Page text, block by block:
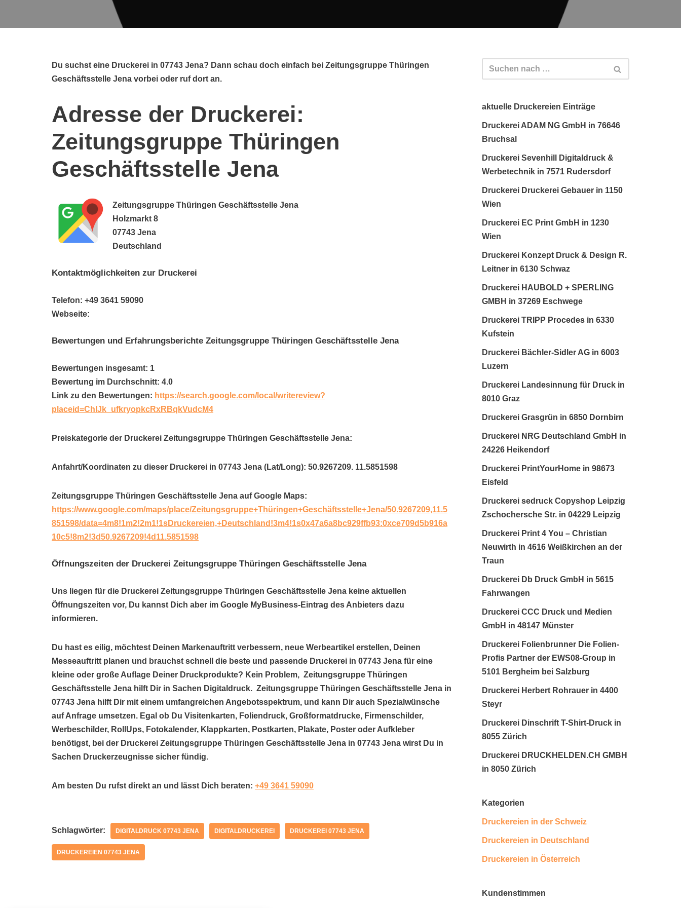
Du suchst eine Druckerei in 07743 Jena? Dann schau doch einfach bei Zeitungsgruppe Thüringen
Geschäftsstelle Jena vorbei oder ruf dort an.
Adresse der Druckerei:
Zeitungsgruppe Thüringen
Geschäftsstelle Jena
Zeitungsgruppe Thüringen Geschäftsstelle Jena
Holzmarkt 8
07743 Jena
Deutschland
Kontaktmöglichkeiten zur Druckerei
Telefon: +49 3641 59090
Webseite:
Bewertungen und Erfahrungsberichte Zeitungsgruppe Thüringen Geschäftsstelle Jena
Bewertungen insgesamt: 1
Bewertung im Durchschnitt: 4.0
Link zu den Bewertungen: https://search.google.com/local/writereview?
placeid=ChIJk_ufkryopkcRxRBqkVudcM4
Preiskategorie der Druckerei Zeitungsgruppe Thüringen Geschäftsstelle Jena:
Anfahrt/Koordinaten zu dieser Druckerei in 07743 Jena (Lat/Long): 50.9267209. 11.5851598
Zeitungsgruppe Thüringen Geschäftsstelle Jena auf Google Maps:
https://www.google.com/maps/place/Zeitungsgruppe+Thüringen+Geschäftsstelle+Jena/50.9267209,11.5
851598/data=4m8!1m2!2m1!1sDruckereien,+Deutschland!3m4!1s0x47a6a8bc929ffb93:0xce709d5b916a
10c5!8m2!3d50.9267209!4d11.5851598
Öffnungszeiten der Druckerei Zeitungsgruppe Thüringen Geschäftsstelle Jena
Uns liegen für die Druckerei Zeitungsgruppe Thüringen Geschäftsstelle Jena keine aktuellen
Öffnungszeiten vor, Du kannst Dich aber im Google MyBusiness-Eintrag des Anbieters dazu
informieren.
Du hast es eilig, möchtest Deinen Markenauftritt verbessern, neue Werbeartikel erstellen, Deinen
Messeauftritt planen und brauchst schnell die beste und passende Druckerei in 07743 Jena für eine
kleine oder große Auflage Deiner Druckprodukte? Kein Problem, Zeitungsgruppe Thüringen
Geschäftsstelle Jena hilft Dir in Sachen Digitaldruck. Zeitungsgruppe Thüringen Geschäftsstelle Jena in
07743 Jena hilft Dir mit einem umfangreichen Angebotsspektrum, und kann Dir auch Spezialwünsche
auf Anfrage umsetzen. Egal ob Du Visitenkarten, Foliendruck, Großformatdrucke, Firmenschilder,
Werbeschilder, RollUps, Fotokalender, Klappkarten, Postkarten, Plakate, Poster oder Aufkleber
benötigst, bei der Druckerei Zeitungsgruppe Thüringen Geschäftsstelle Jena in 07743 Jena wirst Du in
Sachen Druckerzeugnisse sicher fündig.
Am besten Du rufst direkt an und lässt Dich beraten: +49 3641 59090
Schlagwörter: DIGITALDRUCK 07743 JENA DIGITALDRUCKEREI DRUCKEREI 07743 JENA
DRUCKEREIEN 07743 JENA
aktuelle Druckereien Einträge
Druckerei ADAM NG GmbH in 76646
Bruchsal
Druckerei Sevenhill Digitaldruck &
Werbetechnik in 7571 Rudersdorf
Druckerei Druckerei Gebauer in 1150
Wien
Druckerei EC Print GmbH in 1230
Wien
Druckerei Konzept Druck & Design R.
Leitner in 6130 Schwaz
Druckerei HAUBOLD + SPERLING
GMBH in 37269 Eschwege
Druckerei TRIPP Procedes in 6330
Kufstein
Druckerei Bächler-Sidler AG in 6003
Luzern
Druckerei Landesinnung für Druck in
8010 Graz
Druckerei Grasgrün in 6850 Dornbirn
Druckerei NRG Deutschland GmbH in
24226 Heikendorf
Druckerei PrintYourHome in 98673
Eisfeld
Druckerei sedruck Copyshop Leipzig
Zschochersche Str. in 04229 Leipzig
Druckerei Print 4 You – Christian
Neuwirth in 4616 Weißkirchen an der
Traun
Druckerei Db Druck GmbH in 5615
Fahrwangen
Druckerei CCC Druck und Medien
GmbH in 48147 Münster
Druckerei Folienbrunner Die Folien-
Profis Partner der EWS08-Group in
5101 Bergheim bei Salzburg
Druckerei Herbert Rohrauer in 4400
Steyr
Druckerei Dinschrift T-Shirt-Druck in
8055 Zürich
Druckerei DRUCKHELDEN.CH GMBH
in 8050 Zürich
Kategorien
Druckereien in der Schweiz
Druckereien in Deutschland
Druckereien in Österreich
Kundenstimmen